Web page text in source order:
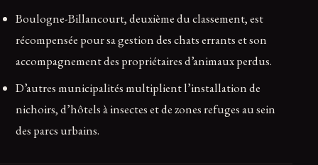
Boulogne-Billancourt, deuxième du classement, est
récompensée pour sa gestion des chats errants et son
accompagnement des propriétaires d’animaux perdus.
D’autres municipalités multiplient l’installation de
nichoirs, d’hôtels à insectes et de zones refuges au sein
des parcs urbains.